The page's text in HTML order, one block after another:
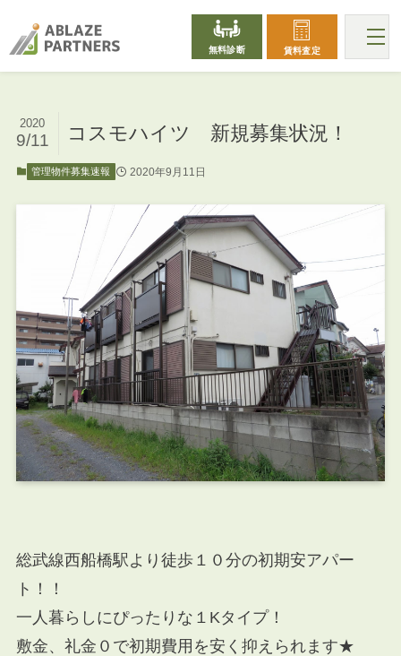
無料診断 賃料査定
コスモハイツ 新規募集状況！
2020
9/11
管理物件募集速報 2020年9月11日
総武線西船橋駅より徒歩１０分の初期安アパー
ト！！
一人暮らしにぴったりな１Kタイプ！
敷金、礼金０で初期費用を安く抑えられます★